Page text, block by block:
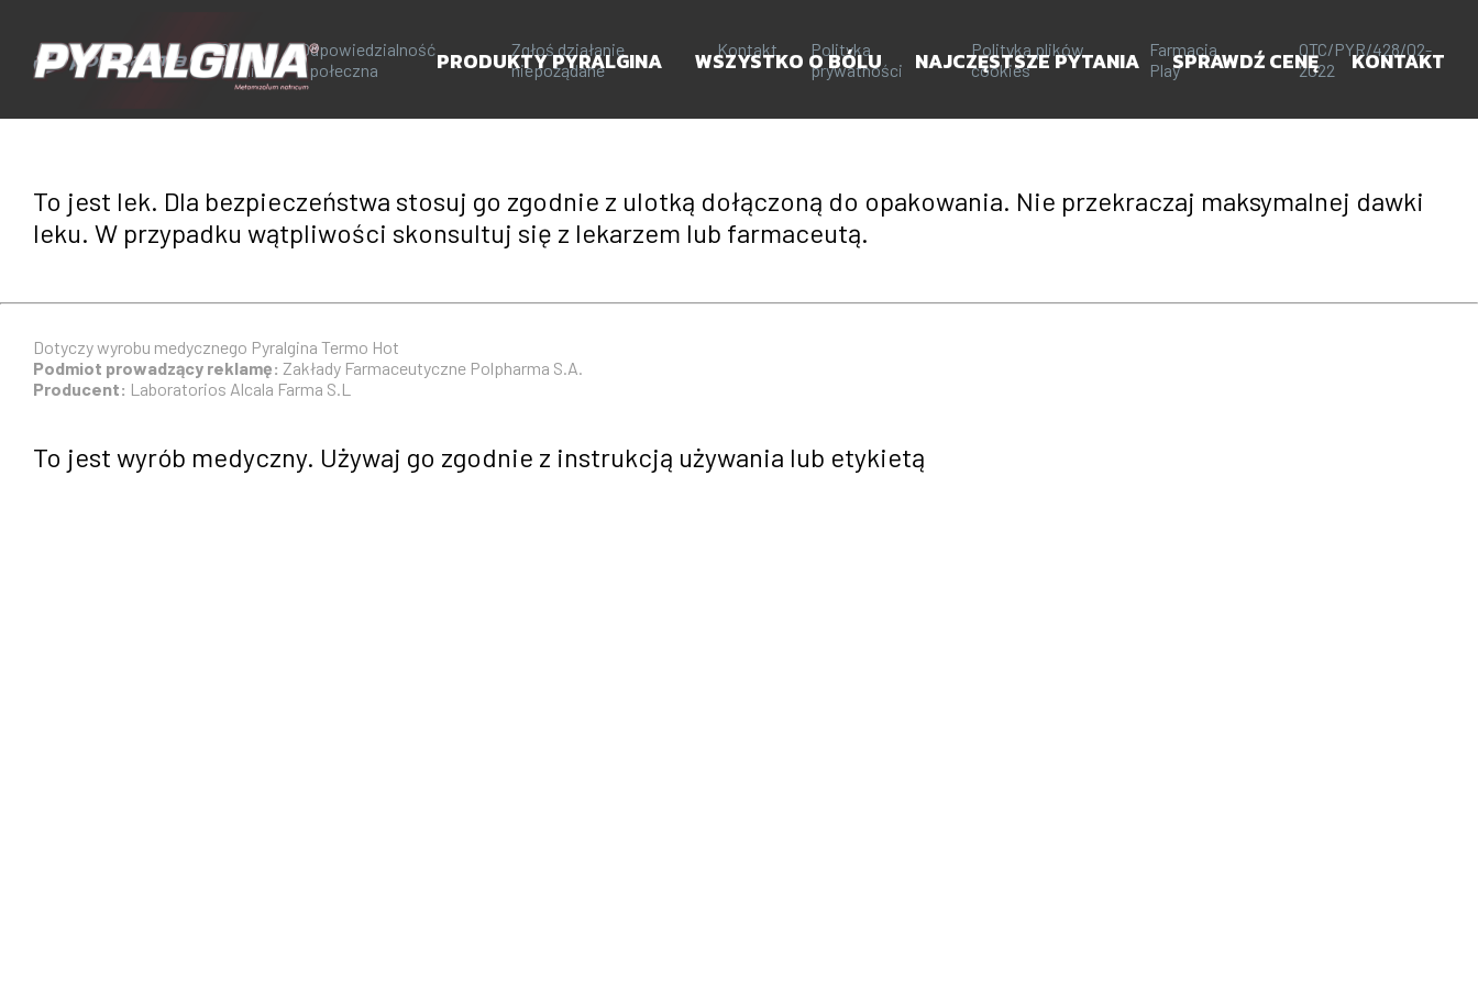
PRODUKTY PYRALGINA WSZYSTKO O BÓLU NAJCZĘSTSZE PYTANIA SPRAWDŹ CENĘ KONTAKT
O
firmie
Odpowiedzialność
społeczna
Zgłoś działanie
niepożądane
Kontakt
Polityka
prywatności
Polityka plików
cookies
Farmacja
Play
OTC/PYR/428/02-
2022
To jest lek. Dla bezpieczeństwa stosuj go zgodnie z ulotką dołączoną do opakowania. Nie przekraczaj maksymalnej dawki
leku. W przypadku wątpliwości skonsultuj się z lekarzem lub farmaceutą.
Dotyczy wyrobu medycznego Pyralgina Termo Hot
Podmiot prowadzący reklamę: Zakłady Farmaceutyczne Polpharma S.A.
Producent: Laboratorios Alcala Farma S.L
To jest wyrób medyczny. Używaj go zgodnie z instrukcją używania lub etykietą